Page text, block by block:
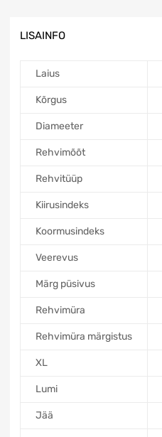
LISAINFO
Laius
Kõrgus
Diameeter
Rehvimõõt
Rehvitüüp
Kiirusindeks
Koormusindeks
Veerevus
Märg püsivus
Rehvimüra
Rehvimüra märgistus
XL
Lumi
Jää